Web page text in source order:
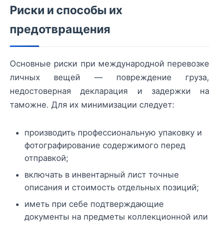
Риски и способы их
предотвращения
Основные риски при международной перевозке
личных вещей — повреждение груза,
недостоверная декларация и задержки на
таможне. Для их минимизации следует:
производить профессиональную упаковку и
фотографирование содержимого перед
отправкой;
включать в инвентарный лист точные
описания и стоимость отдельных позиций;
иметь при себе подтверждающие
документы на предметы коллекционной или